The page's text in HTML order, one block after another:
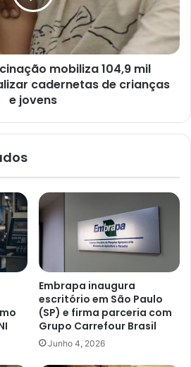
mobiliza 104,9 mil
cadernetas de crianças
e jovens
Embrapa inaugura
escritório em São Paulo
(SP) e firma parceria com
Grupo Carrefour Brasil
Junho 4, 2026